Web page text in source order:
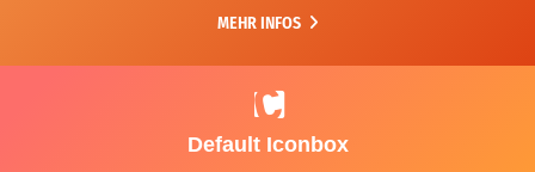
MEHR INFOS
Default Iconbox